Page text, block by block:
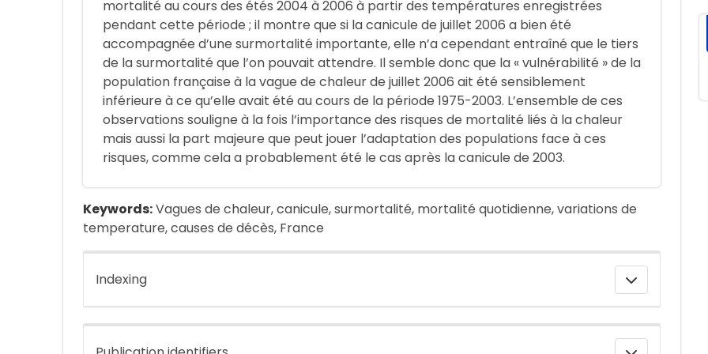
mortalité au cours des étés 2004 à 2006 à partir des températures enregistrées
pendant cette période ; il montre que si la canicule de juillet 2006 a bien été
accompagnée d’une surmortalité importante, elle n’a cependant entraîné que le tiers
de la surmortalité que l’on pouvait attendre. Il semble donc que la « vulnérabilité » de la
population française à la vague de chaleur de juillet 2006 ait été sensiblement
inférieure à ce qu’elle avait été au cours de la période 1975-2003. L’ensemble de ces
observations souligne à la fois l’importance des risques de mortalité liés à la chaleur
mais aussi la part majeure que peut jouer l’adaptation des populations face à ces
risques, comme cela a probablement été le cas après la canicule de 2003.
Keywords:Vagues de chaleur, canicule, surmortalité, mortalité quotidienne, variations de
temperature, causes de décès, France
Indexing